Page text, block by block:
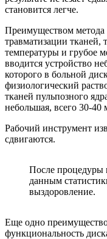
становится легче.
Преимуществом метода
травматизации тканей,
температуры и грубое
вводится устройство
которого в больной
физиологический
тканей пульпозного
небольшая, всего 30-40
Рабочий инструмент
сдвигаются.
После процедуры
данным
выздоровление.
Еще одно
функциональность